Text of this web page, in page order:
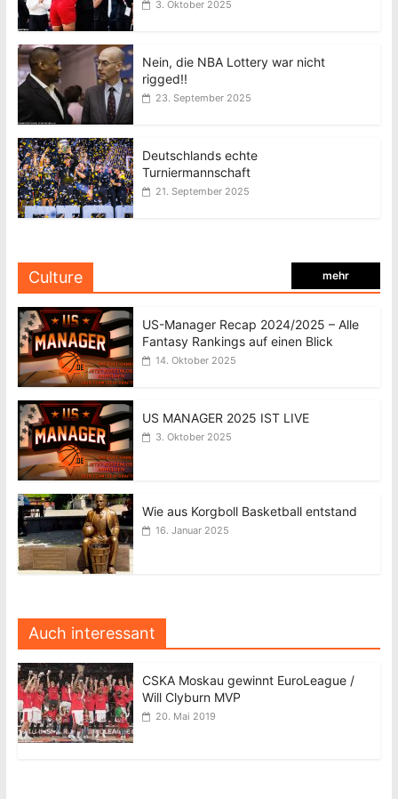
3. Oktober 2025
Nein, die NBA Lottery war nicht
rigged!!
23. September 2025
Deutschlands echte
Turniermannschaft
21. September 2025
Culture mehr
US-Manager Recap 2024/2025 – Alle
Fantasy Rankings auf einen Blick
14. Oktober 2025
US MANAGER 2025 IST LIVE
3. Oktober 2025
Wie aus Korgboll Basketball entstand
16. Januar 2025
Auch interessant
CSKA Moskau gewinnt EuroLeague /
Will Clyburn MVP
20. Mai 2019